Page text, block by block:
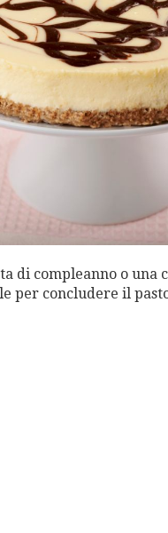
di compleanno o una
per concludere il